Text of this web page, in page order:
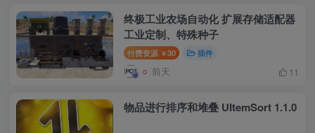
终极工业农场自动化 扩展存储适配器
工业定制、特殊种子
付费资源 ￥30 插件
前天 11
物品进行排序和堆叠 UItemSort 1.1.0